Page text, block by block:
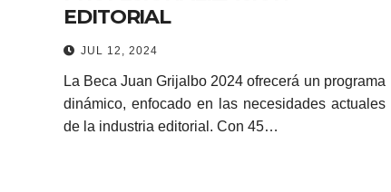
EDITORIAL
JUL 12, 2024
La Beca Juan Grijalbo 2024 ofrecerá un programa
dinámico, enfocado en las necesidades actuales
de la industria editorial. Con 45…